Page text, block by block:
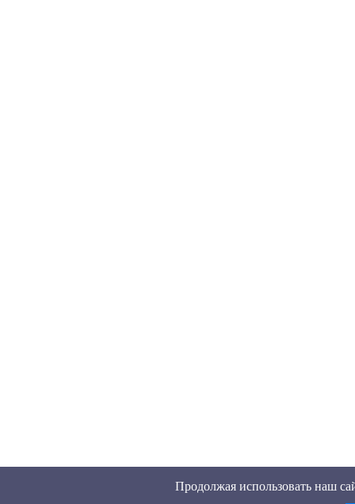
Продолжая использовать наш